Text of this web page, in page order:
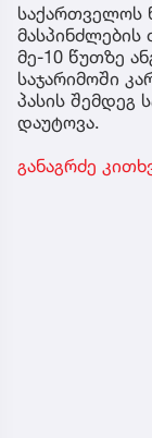
საქართველოს
მე-10 წუთზე
საჯარიმოში
პასის შემდეგ
დაუტოვა.
განაგრძე